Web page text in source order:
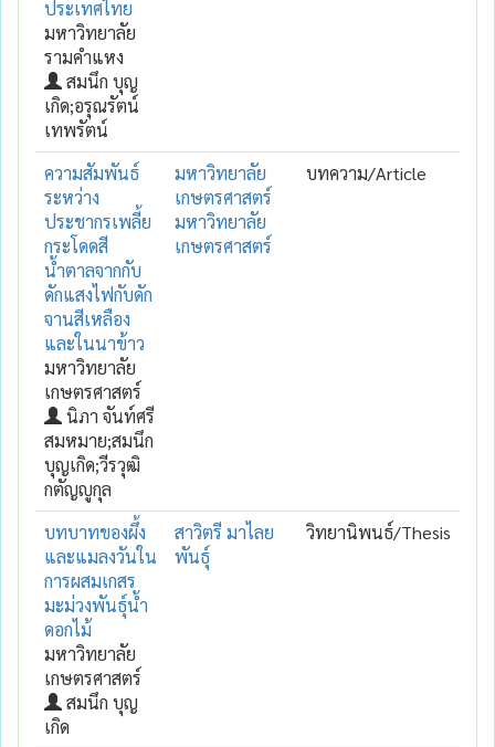
ประเทศไทย
มหาวิทยาลัย
รามคำแหง
สมนึก บุญ
เกิด;อรุณรัตน์
เทพรัตน์
ความสัมพันธ์
ระหว่าง
ประชากรเพลี้ย
กระโดดสี
น้ำตาลจากกับ
ดักแสงไฟกับดัก
จานสีเหลือง
และในนาข้าว
มหาวิทยาลัย
เกษตรศาสตร์
นิภา จันท์ศรี
สมหมาย;สมนึก
บุญเกิด;วีรวุฒิ
กตัญญูกุล
มหาวิทยาลัย
เกษตรศาสตร์
มหาวิทยาลัย
เกษตรศาสตร์
บทความ/Article
บทบาทของผึ้ง
และแมลงวันใน
การผสมเกสร
มะม่วงพันธุ์น้ำ
ดอกไม้
มหาวิทยาลัย
เกษตรศาสตร์
สมนึก บุญ
เกิด
สาวิตรี มาไลย
พันธุ์
วิทยานิพนธ์/Thesis